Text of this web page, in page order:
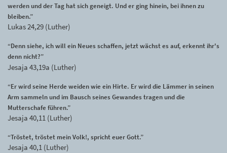
werden und der Tag hat sich geneigt. Und er ging hinein, bei ihnen zu
bleiben.”
Lukas 24,29 (Luther)
“Denn siehe, ich will ein Neues schaffen, jetzt wächst es auf, erkennt ihr's
denn nicht?”
Jesaja 43,19a (Luther)
“Er wird seine Herde weiden wie ein Hirte. Er wird die Lämmer in seinen
Arm sammeln und im Bausch seines Gewandes tragen und die
Mutterschafe führen.”
Jesaja 40,11 (Luther)
“Tröstet, tröstet mein Volk!, spricht euer Gott.”
Jesaja 40,1 (Luther)